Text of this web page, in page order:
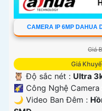
CAMERA IP 6MP DAHUA
Giá
Giá
🦉 Độ sắc nét : Ultra
🌠 Công Nghệ Camera
🌙 Video Ban Đêm :